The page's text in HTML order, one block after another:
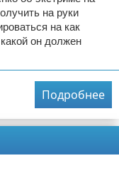
на руки
на как
он должен
Подробнее